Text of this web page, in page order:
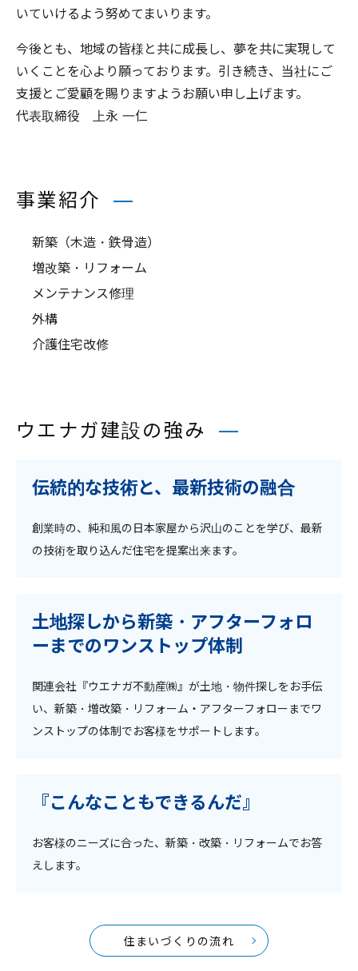
いていけるよう努めてまいります。
今後とも、地域の皆様と共に成長し、夢を共に実現して
いくことを心より願っております。引き続き、当社にご
支援とご愛顧を賜りますようお願い申し上げます。
代表取締役 上永 一仁
事業紹介
新築（木造・鉄骨造）
増改築・リフォーム
メンテナンス修理
外構
介護住宅改修
ウエナガ建設の強み
伝統的な技術と、最新技術の融合
創業時の、純和風の日本家屋から沢山のことを学び、最新
の技術を取り込んだ住宅を提案出来ます。
土地探しから新築・アフターフォロ
ーまでのワンストップ体制
関連会社『ウエナガ不動産㈱』が土地・物件探しをお手伝
い、新築・増改築・リフォーム・アフターフォローまでワ
ンストップの体制でお客様をサポートします。
『こんなこともできるんだ』
お客様のニーズに合った、新築・改築・リフォームでお答
えします。
住まいづくりの流れ